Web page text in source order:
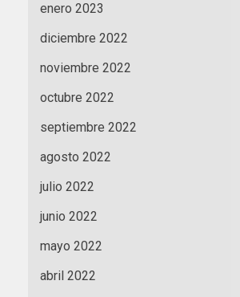
enero 2023
diciembre 2022
noviembre 2022
octubre 2022
septiembre 2022
agosto 2022
julio 2022
junio 2022
mayo 2022
abril 2022